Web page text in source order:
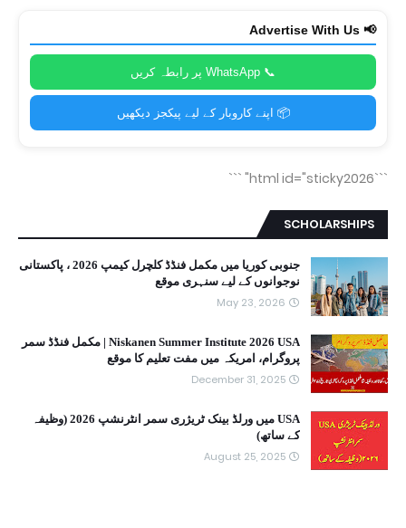
📢 Advertise With Us
📞 WhatsApp پر رابطہ کریں
📦 اپنے کاروبار کے لیے پیکجز دیکھیں
```html id="sticky2026"
```
SCHOLARSHIPS
جنوبی کوریا میں مکمل فنڈڈ کلچرل کیمپ 2026 ، پاکستانی
نوجوانوں کے لیے سنہری موقع
May 23, 2026
Niskanen Summer Institute 2026 USA | مکمل فنڈڈ سمر
پروگرام، امریکہ میں مفت تعلیم کا موقع
December 31, 2025
USA میں ورلڈ بینک ٹریژری سمر انٹرنشپ 2026 (وظیفہ
کے ساتھ)
August 25, 2025